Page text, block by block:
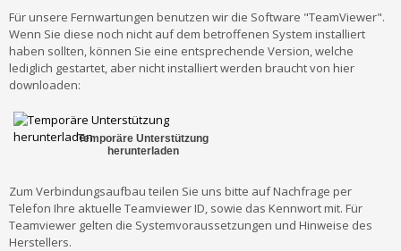
Für unsere Fernwartungen benutzen wir die Software "TeamViewer".
Wenn Sie diese noch nicht auf dem betroffenen System installiert
haben sollten, können Sie eine entsprechende Version, welche
lediglich gestartet, aber nicht installiert werden braucht von hier
downloaden:
Temporäre Unterstützung
herunterladen
Zum Verbindungsaufbau teilen Sie uns bitte auf Nachfrage per
Telefon Ihre aktuelle Teamviewer ID, sowie das Kennwort mit. Für
Teamviewer gelten die Systemvoraussetzungen und Hinweise des
Herstellers.